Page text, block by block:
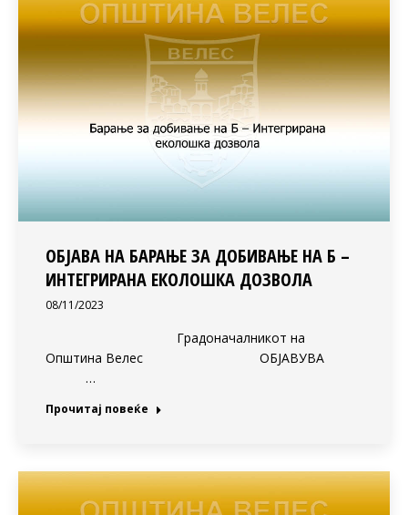
ОБЈАВА НА БАРАЊЕ ЗА ДОБИВАЊЕ НА Б –
ИНТЕГРИРАНА ЕКОЛОШКА ДОЗВОЛА
08/11/2023
Градоначалникот на
Општина Велес ОБЈАВУВА
…
Прочитај повеќе